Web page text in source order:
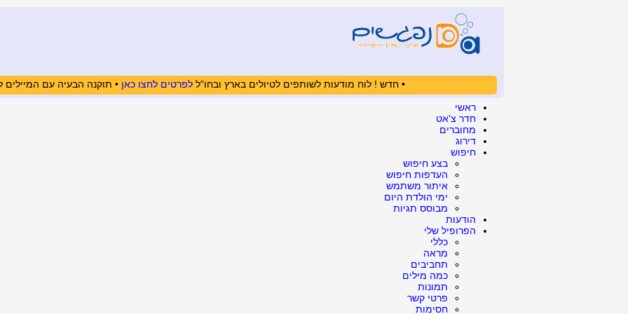
• חדש ! לוח מודעות לשותפים לטיולים בארץ ובחו"ללפרטים לחצו כאן • תוקנה הבעיה עם
ראשי
חדר צ'אט
מחוברים
דירוג
חיפוש
בצע חיפוש
העדפות חיפוש
איתור משתמש
ימי הולדת היום
מבוסס תגיות
הודעות
הפרופיל שלי
כללי
מראה
תחביבים
כמה מילים
תמונות
פרטי קשר
חסימות